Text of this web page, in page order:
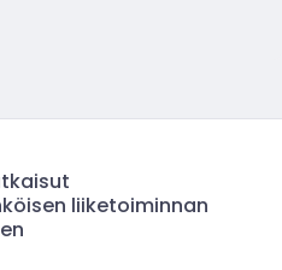
liiketoiminnan